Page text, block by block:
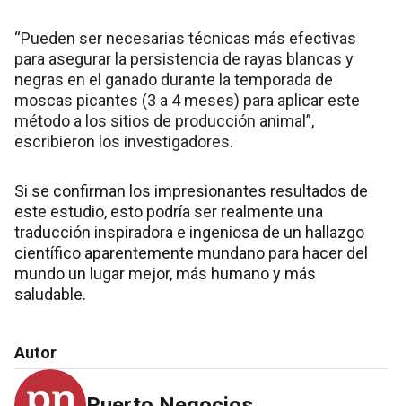
“Pueden ser necesarias técnicas más efectivas
para asegurar la persistencia de rayas blancas y
negras en el ganado durante la temporada de
moscas picantes (3 a 4 meses) para aplicar este
método a los sitios de producción animal”,
escribieron los investigadores.
Si se confirman los impresionantes resultados de
este estudio, esto podría ser realmente una
traducción inspiradora e ingeniosa de un hallazgo
científico aparentemente mundano para hacer del
mundo un lugar mejor, más humano y más
saludable.
Autor